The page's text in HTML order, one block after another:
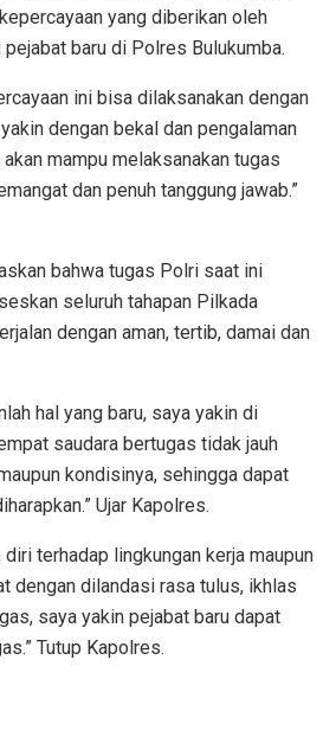
yang diberikan oleh
baru di Polres Bulukumba.
ini bisa dilaksanakan dengan
dengan bekal dan pengalaman
mampu melaksanakan tugas
dan penuh tanggung jawab.”
bahwa tugas Polri saat ini
seluruh tahapan Pilkada
dengan aman, tertib, damai dan
hal yang baru, saya yakin di
saudara bertugas tidak jauh
kondisinya, sehingga dapat
Ujar Kapolres.
terhadap lingkungan kerja maupun
dengan dilandasi rasa tulus, ikhlas
saya yakin pejabat baru dapat
Tutup Kapolres.